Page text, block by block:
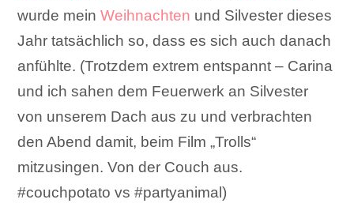
wurde meinWeihnachten und Silvester dieses
Jahr tatsächlich so, dass es sich auch danach
anfühlte. (Trotzdem extrem entspannt – Carina
und ich sahen dem Feuerwerk an Silvester
von unserem Dach aus zu und verbrachten
den Abend damit, beim Film „Trolls“
mitzusingen. Von der Couch aus.
#couchpotato vs #partyanimal)